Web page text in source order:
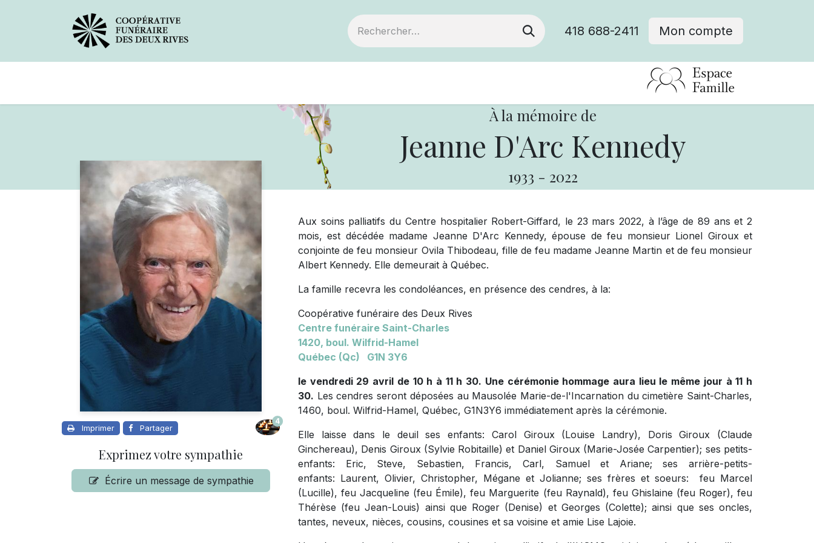
418 688-2411 Mon compte
À la mémoire de
Jeanne D'Arc Kennedy
1933 - 2022
Imprimer Partager
4
Exprimez votre sympathie
Écrire un message de sympathie
Aux soins palliatifs du Centre hospitalier Robert-Giffard, le 23 mars 2022, à l’âge de 89 ans et 2
mois, est décédée madame Jeanne D'Arc Kennedy, épouse de feu monsieur Lionel Giroux et
conjointe de feu monsieur Ovila Thibodeau, fille de feu madame Jeanne Martin et de feu monsieur
Albert Kennedy. Elle demeurait à Québec.
La famille recevra les condoléances, en présence des cendres, à la:
Coopérative funéraire des Deux Rives
Centre funéraire Saint-Charles
1420, boul. Wilfrid-Hamel
Québec (Qc) G1N 3Y6
le vendredi 29 avril de 10 h à 11 h 30. Une cérémonie hommage aura lieu le même jour à 11 h
30. Les cendres seront déposées au Mausolée Marie-de-l'Incarnation du cimetière Saint-Charles,
1460, boul. Wilfrid-Hamel, Québec, G1N3Y6 immédiatement après la cérémonie.
Elle laisse dans le deuil ses enfants: Carol Giroux (Louise Landry), Doris Giroux (Claude
Ginchereau), Denis Giroux (Sylvie Robitaille) et Daniel Giroux (Marie-Josée Carpentier); ses petits-
enfants: Eric, Steve, Sebastien, Francis, Carl, Samuel et Ariane; ses arrière-petits-
enfants: Laurent, Olivier, Christopher, Mégane et Jolianne; ses frères et soeurs: feu Marcel
(Lucille), feu Jacqueline (feu Émile), feu Marguerite (feu Raynald), feu Ghislaine (feu Roger), feu
Thérèse (feu Jean-Louis) ainsi que Roger (Denise) et Georges (Colette); ainsi que ses oncles,
tantes, neveux, nièces, cousins, cousines et sa voisine et amie Lise Lajoie.